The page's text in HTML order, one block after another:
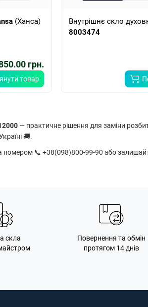
(Ханса)
грн.
товар
Внутрішнє скло
8003474
— практичне рішення для заміни
🚚.
📞 +38(098)800-99-90 або
скла
Повернення та обмін
протягом 14 днів